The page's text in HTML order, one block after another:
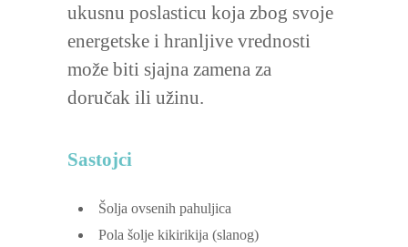
ukusnu poslasticu koja zbog svoje
energetske i hranljive vrednosti
može biti sjajna zamena za
doručak ili užinu.
Sastojci
Šolja ovsenih pahuljica
Pola šolje kikirikija (slanog)